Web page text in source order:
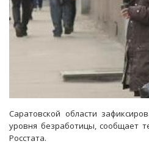
Саратовской области
уровня безработицы, сообщает
Росстата.